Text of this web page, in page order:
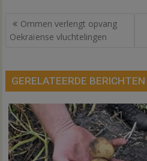
Bericht
navigatie
Ommen verlengt opvang
Oekraïense vluchtelingen
GERELATEERDE BERICHTEN